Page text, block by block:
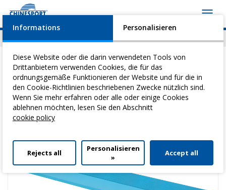
News Geschehen Video Download
Sie befinden sich hier:Home>Heilgymnastik>Airex-Matten > Balance
Beam
Informations Personalisieren
Diese Website oder die darin verwendeten Tools von
Drittanbietern verwenden Cookies, die für das
ordnungsgemäße Funktionieren der Website und für die in
den Cookie-Richtlinien beschriebenen Zwecke nützlich sind.
Wenn Sie mehr erfahren oder alle oder einige Cookies
ablehnen möchten, lesen Sie den Abschnitt
cookie policy
Rejects all
Personalisieren
»
Accept all